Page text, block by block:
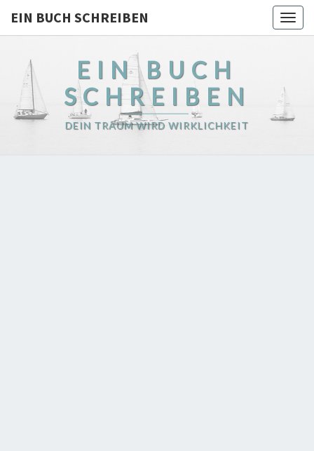
EIN BUCH SCHREIBEN
EIN BUCH
SCHREIBEN
DEIN TRAUM WIRD WIRKLICHKEIT